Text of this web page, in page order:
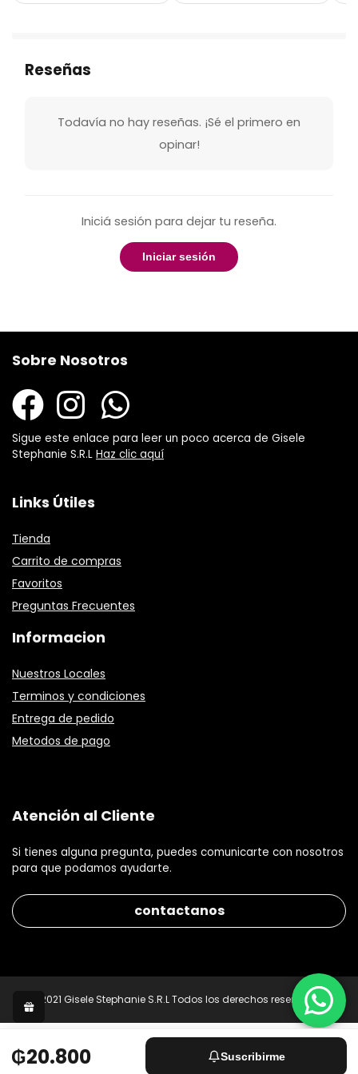
Reseñas
Todavía no hay reseñas. ¡Sé el primero en
opinar!
Iniciá sesión para dejar tu reseña.
Iniciar sesión
Sobre Nosotros
Sigue este enlace para leer un poco acerca de Gisele
Stephanie S.R.L Haz clic aquí
Links Útiles
Tienda
Carrito de compras
Favoritos
Preguntas Frecuentes
Informacion
Nuestros Locales
Terminos y condiciones
Entrega de pedido
Metodos de pago
Atención al Cliente
Si tienes alguna pregunta, puedes comunicarte con nosotros
para que podamos ayudarte.
contactanos
© 2021 Gisele Stephanie S.R.L Todos los derechos reservados.
₲20.800 Suscribirme